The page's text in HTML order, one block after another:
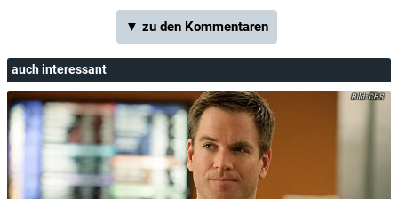
▼ zu den Kommentaren
auch interessant
CBS